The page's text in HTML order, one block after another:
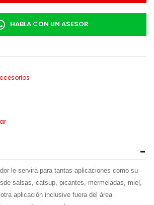
HABLA CON UN ASESOR
le servirá para tantas aplicaciones como su
salsas, cátsup, picantes, mermeladas, miel,
aplicación inclusive fuera del área